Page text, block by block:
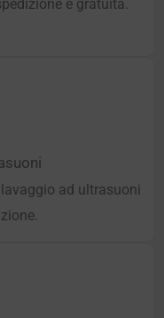
è gratuita.
ad ultrasuoni